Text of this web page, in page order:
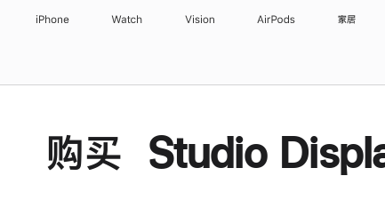
iPhone Watch Vision AirPods 家居
购买 Studio